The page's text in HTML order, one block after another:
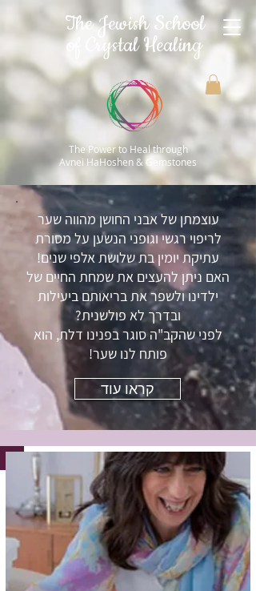
The Jewish School
of Crystal Healing
The Power to Heal through
Avnei HaHoshen & Gemstones
עוצמתן של אבני החושן מהווה שער
לריפוי רגשי וגופני הנשען על מסורת
עתיקת יומין בת שלושת אלפי שנים!
האם ניתן להעצים את שמחת החיים של
ילדינו ולשפר את בריאותם ביעילות
ובדרך לא פולשנית?
לפני שהקב"ה סוגר בפנינו דלת, הוא
פותח לנו שער!
קראו עוד